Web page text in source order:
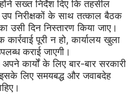
सख्त निर्देश दिए कि तहसील
उप निरीक्षकों के साथ तत्काल बैठक
दिन निस्तारण किया जाए।
पूरी न हो, कार्यालय खुला
कराई जाएगी।
कार्यों के लिए बार-बार सरकारी
लिए समयबद्ध और जवाबदेह